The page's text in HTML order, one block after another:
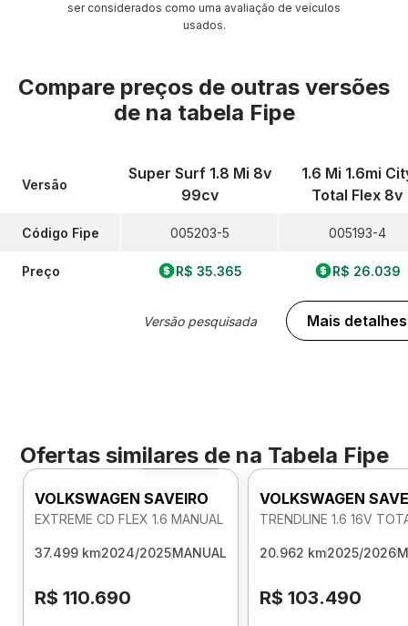
ser considerados como uma avaliação de veículos
usados.
Compare preços de outras versões
de na tabela Fipe
Versão
Código Fipe
Preço
Super Surf 1.8 Mi 8v
99cv
005203-5
R$ 35.365
Versão pesquisada
1.6 Mi 1.6mi
Total Flex 8v
005193-4
R$ 26.039
Mais detalhes
Ofertas similares de na Tabela Fipe
Foto 360º
VOLKSWAGEN SAVEIRO
EXTREME CD FLEX 1.6 MANUAL
37.499 km2024/2025MANUAL
R$ 110.690
VOLKSWAGEN
TRENDLINE 1.6 16V
20.962 km2025/2026
R$ 103.490